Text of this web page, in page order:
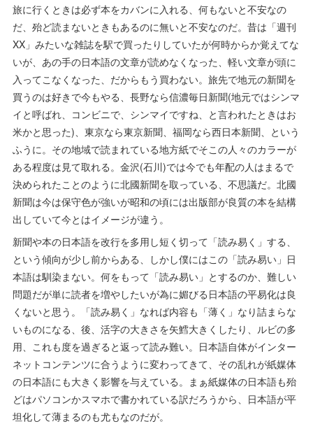
旅に行くときは必ず本をカバンに入れる、何もないと不安なの
だ、殆ど読まないときもあるのに無いと不安なのだ。昔は「週刊
XX」みたいな雑誌を駅で買ったりしていたが何時からか覚えてな
いが、あの手の日本語の文章が読めなくなった、軽い文章が頭に
入ってこなくなった、だからもう買わない。旅先で地元の新聞を
買うのは好きで今もやる、長野なら信濃毎日新聞(地元ではシンマ
イと呼ばれ、コンビニで、シンマイですね、と言われたときはお
米かと思った)、東京なら東京新聞、福岡なら西日本新聞、という
ふうに。その地域で読まれている地方紙でそこの人々のカラーが
ある程度は見て取れる。金沢(石川)では今でも年配の人はまるで
決められたことのように北國新聞を取っている、不思議だ。北國
新聞は今は保守色が強いが昭和の頃には出版部が良質の本を結構
出していて今とはイメージが違う。
新聞や本の日本語を改行を多用し短く切って「読み易く」する、
という傾向が少し前からある、しかし僕にはこの「読み易い」日
本語は馴染まない。何をもって「読み易い」とするのか、難しい
問題だが単に読者を増やしたいが為に媚びる日本語の平易化は良
くないと思う。「読み易く」なれば内容も「薄く」なり詰まらな
いものになる、後、活字の大きさを矢鱈大きくしたり、ルビの多
用、これも度を過ぎると返って読み難い。日本語自体がインター
ネットコンテンツに合うように変わってきて、その乱れが紙媒体
の日本語にも大きく影響を与えている。まぁ紙媒体の日本語も殆
どはパソコンかスマホで書かれている訳だろうから、日本語が平
坦化して薄まるのも尤もなのだが。